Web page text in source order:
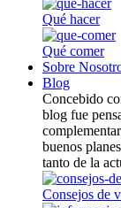
Qué hacer
Qué comer
Sobre
Blog
Concebido
blog fue
buenos
tanto de la
Consejos de